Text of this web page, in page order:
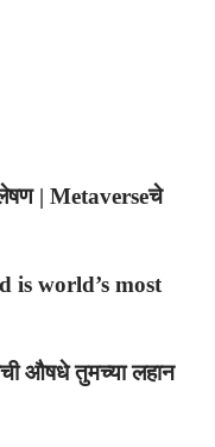
| Metaverseचे
is world’s most
औषधे तुमच्या लहान